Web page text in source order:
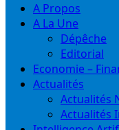
A Propos
A La Une
Dépêche
Editorial
Economie –
Actualités
Actualités
Actualités